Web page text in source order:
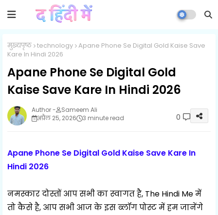
मुख्यपृष्ठ technology Apane Phone Se Digital Gold Kaise Save
Kare In Hindi 2026
Apane Phone Se Digital Gold
Kaise Save Kare In Hindi 2026
Sameem Ali
अप्रैल 25, 2026
3 minute read 0
Apane Phone Se Digital Gold Kaise Save Kare In
Hindi 2026
नमस्कार दोस्तों आप सभी का स्वागत है, The Hindi Me में
तो कैसे है, आप सभी आज के इस ब्लॉग पोस्ट में हम जानेंगे